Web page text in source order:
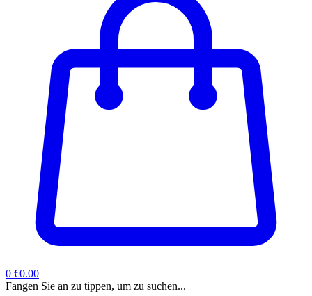
0 €0.00
Fangen Sie an zu tippen, um zu suchen...